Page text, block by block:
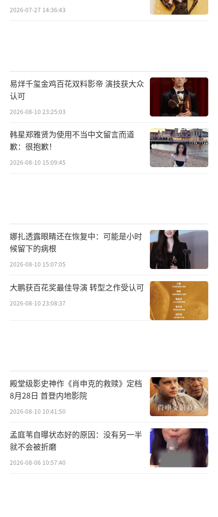
2026-07-27 14:36:43
易烊千玺金鸡百花双料影帝 演技获大众
认可
2026-08-10 23:25:03
韩星郑雅贤为使用不当中文留言而道
歉：很抱歉！
2026-08-10 15:09:45
娜扎透露眼睛还在恢复中：可能是小时
候留下的病根
2026-08-10 15:07:05
大鹏获百花奖最佳导演 转型之作受认可
2026-08-10 23:08:37
殿堂级影史神作《肖申克的救赎》定档
8月28日 首登内地影院
2026-08-10 10:41:50
孟庭苇自曝状态好的原因：没有另一半
就不会被折磨
2026-08-06 10:57:40